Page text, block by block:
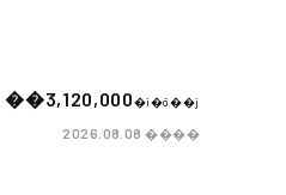
��3,120,000�i�ō��j
2026.08.08����